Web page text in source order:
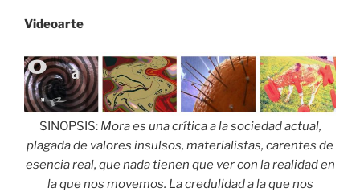
Videoarte
SINOPSIS: Mora es una crítica a la sociedad actual,
plagada de valores insulsos, materialistas, carentes de
esencia real, que nada tienen que ver con la realidad en
la que nos movemos. La credulidad a la que nos